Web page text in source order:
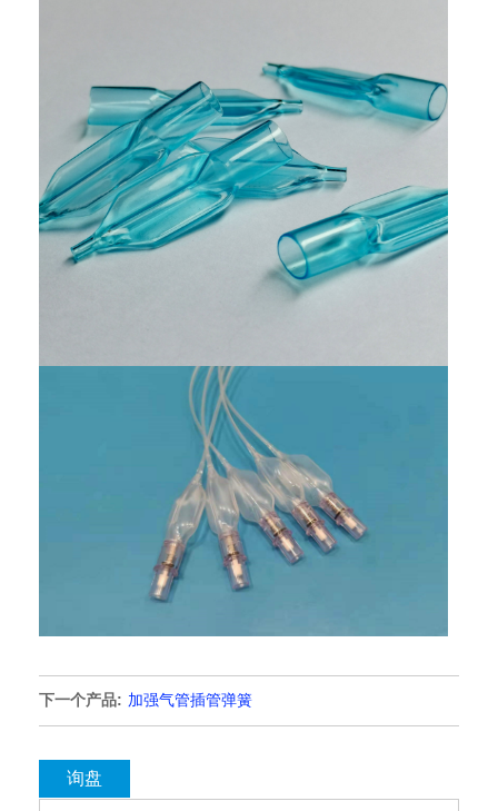
下一个产品: 加强气管插管弹簧
询盘